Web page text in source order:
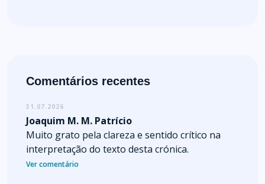
Comentários recentes
31.07.2026
Joaquim M. M. Patrício
Muito grato pela clareza e sentido crítico na
interpretação do texto desta crónica.
Ver comentário